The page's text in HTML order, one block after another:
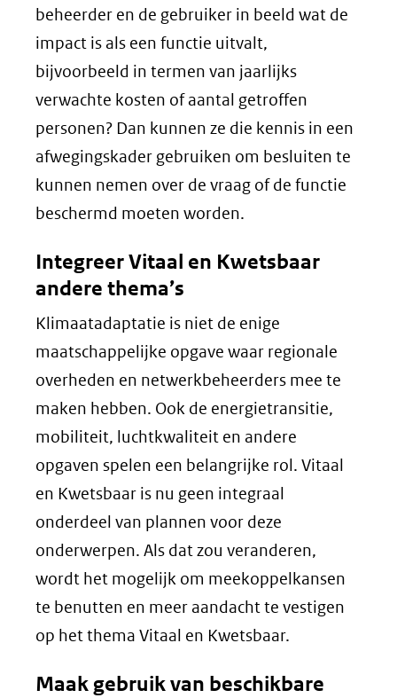
beheerder en de gebruiker in beeld wat de
impact is als een functie uitvalt,
bijvoorbeeld in termen van jaarlijks
verwachte kosten of aantal getroffen
personen? Dan kunnen ze die kennis in een
afwegingskader gebruiken om besluiten te
kunnen nemen over de vraag of de functie
beschermd moeten worden.
Integreer Vitaal en Kwetsbaar
andere thema’s
Klimaatadaptatie is niet de enige
maatschappelijke opgave waar regionale
overheden en netwerkbeheerders mee te
maken hebben. Ook de energietransitie,
mobiliteit, luchtkwaliteit en andere
opgaven spelen een belangrijke rol. Vitaal
en Kwetsbaar is nu geen integraal
onderdeel van plannen voor deze
onderwerpen. Als dat zou veranderen,
wordt het mogelijk om meekoppelkansen
te benutten en meer aandacht te vestigen
op het thema Vitaal en Kwetsbaar.
Maak gebruik van beschikbare